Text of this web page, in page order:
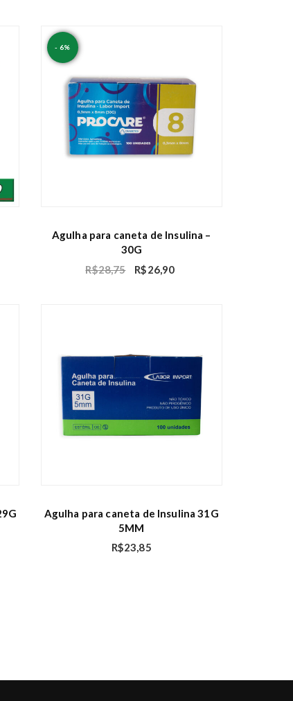
- 6%
Agulha para caneta de Insulina –
30G
R$28,75 R$26,90
Agulha para caneta de Insulina 31G
5MM
R$23,85